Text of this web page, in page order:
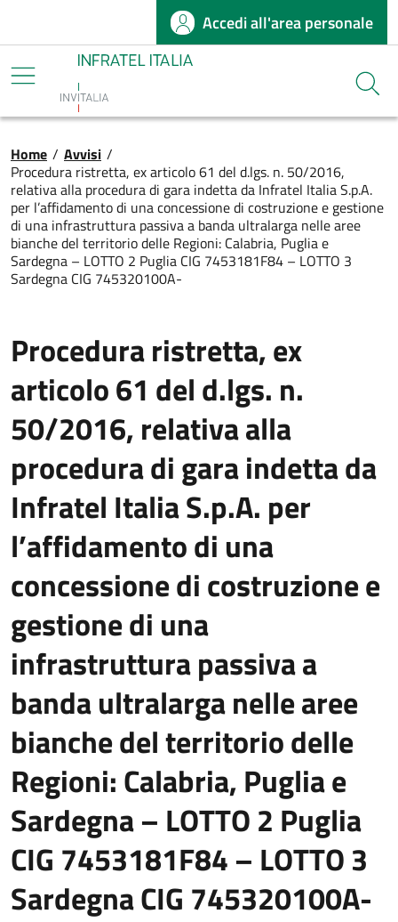
Salta al contenuto principaleAccedi all'area personale
Infratel
Briciole di pane
Home / Avvisi /
Procedura ristretta, ex articolo 61 del d.lgs. n. 50/2016,
relativa alla procedura di gara indetta da Infratel Italia S.p.A.
per l’affidamento di una concessione di costruzione e gestione
di una infrastruttura passiva a banda ultralarga nelle aree
bianche del territorio delle Regioni: Calabria, Puglia e
Sardegna – LOTTO 2 Puglia CIG 7453181F84 – LOTTO 3
Sardegna CIG 745320100A-
Procedura ristretta, ex
articolo 61 del d.lgs. n.
50/2016, relativa alla
procedura di gara indetta da
Infratel Italia S.p.A. per
l’affidamento di una
concessione di costruzione e
gestione di una
infrastruttura passiva a
banda ultralarga nelle aree
bianche del territorio delle
Regioni: Calabria, Puglia e
Sardegna – LOTTO 2 Puglia
CIG 7453181F84 – LOTTO 3
Sardegna CIG 745320100A-